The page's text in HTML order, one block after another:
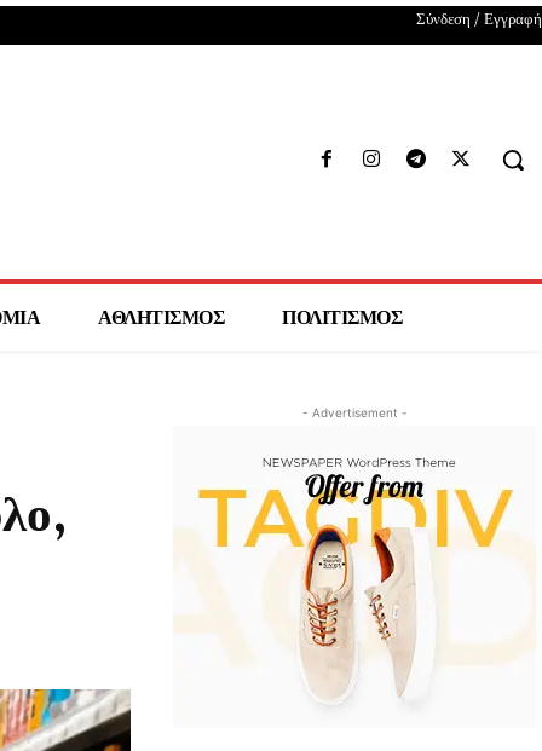
Σύνδεση / Εγγραφή
ΑΘΛΗΤΙΣΜΟΣ ΠΟΛΙΤΙΣΜΟΣ
- Advertisement -